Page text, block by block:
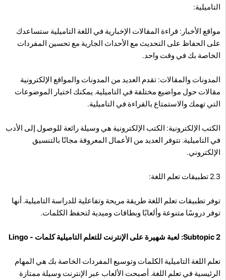
التاميلية:
مواقع الأخبار: قراءة المقالات الإخبارية في اللغة التاميلية ستساعدك
على الحفاظ على التحديث مع الأحداث الجارية مع تحسين المفردات
الخاصة بك في وقت واحد.
المدونات والمقالات: تقدم العديد من المدونات والمواقع الإلكترونية
مقالات حول مواضيع مختلفة في التاميلية. يمكنك اختيار الموضوعات
التي تهمك والاستمتاع بالقراءة في التاميلية.
الكتب الإلكترونية: الكتب الإلكترونية هي وسيلة رائعة للوصول إلى الأدب
في التاميلية. تتوفر العديد من الأعمال المعروفة مجانًا بالتنسيق
الإلكتروني.
2.3 تطبيقات تعلم اللغة:
توفر تطبيقات تعلم اللغة طريقة مريحة وتفاعلية للدراسة التاميلية. أنها
توفر دروسًا متنوعة وألعابًا وبطاقات وميدية لتحفظ الكلمات.
Subtopic 2: لعبة شهيرة على الإنترنت للتعلم التاميلية كلمات - Lingo
تعلم اللغة التاميلية الكلمات وتوسيع المفردات الخاصة بك هي المهام
الرئيسية في تعلم اللغة. أصبحت الألعاب عبر الإنترنت وسيلة ممتازة